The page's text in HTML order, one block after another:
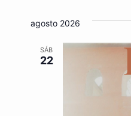
agosto 2026
SÁB
22